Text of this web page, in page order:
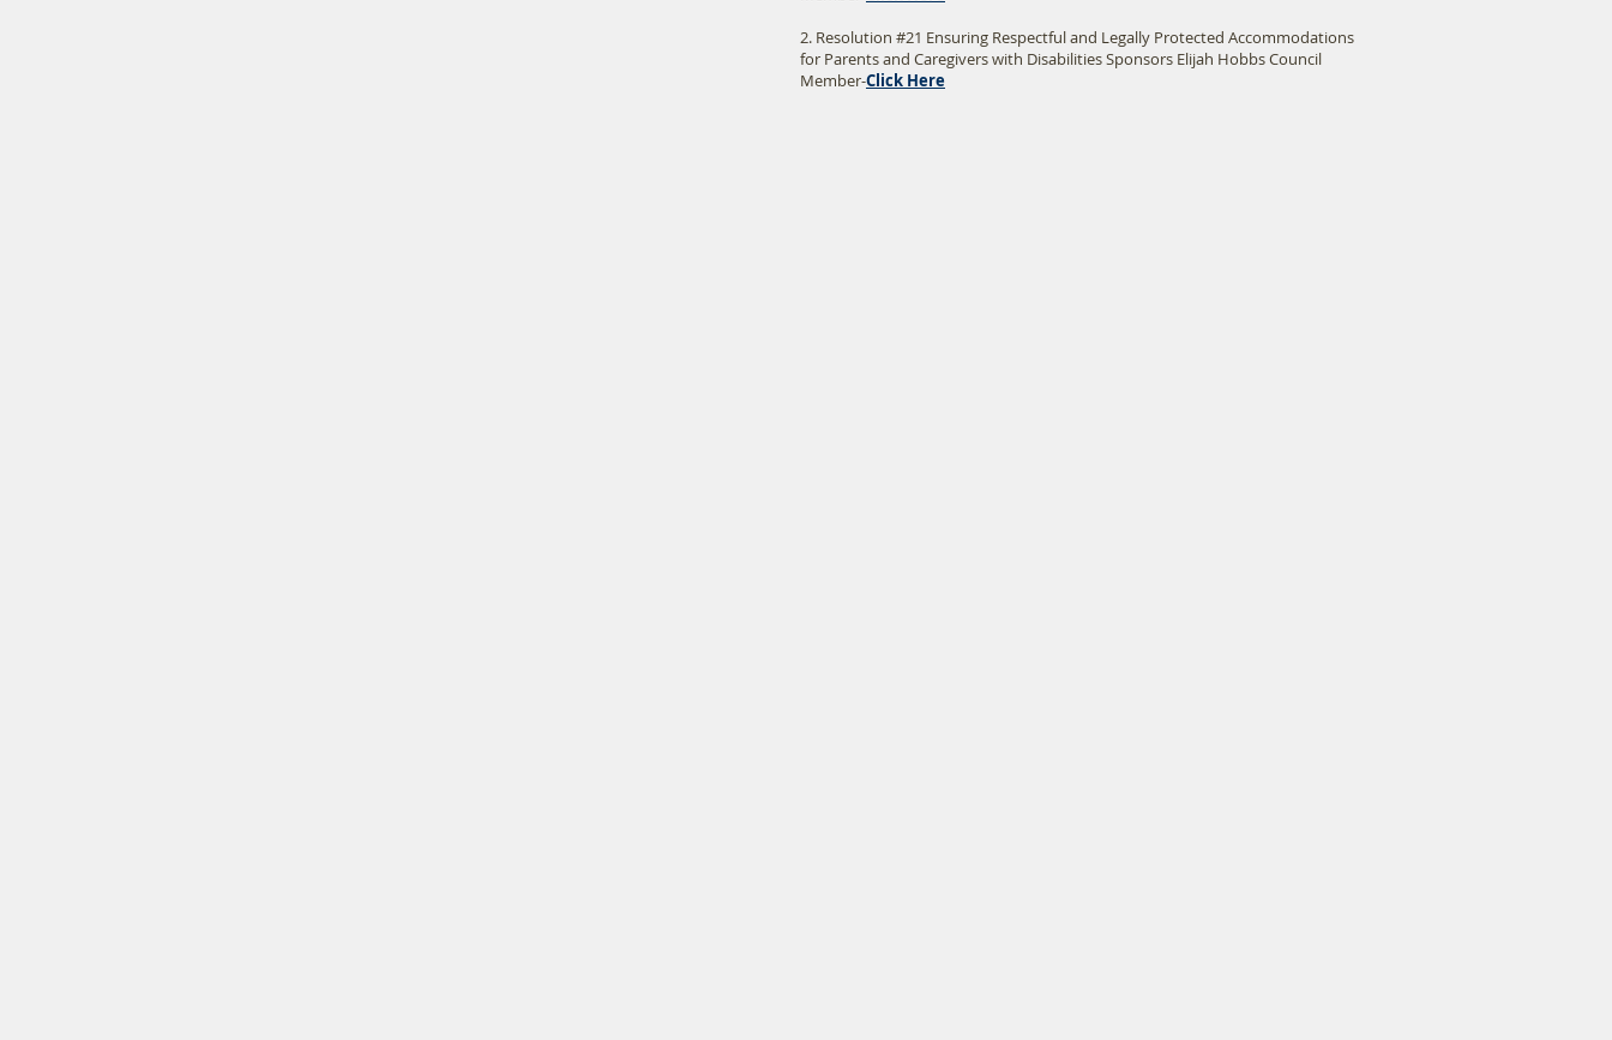
2. Resolution #21 Ensuring Respectful and Legally Protected Accommodations
for Parents and Caregivers with Disabilities Sponsors Elijah Hobbs Council
Member-Click Here